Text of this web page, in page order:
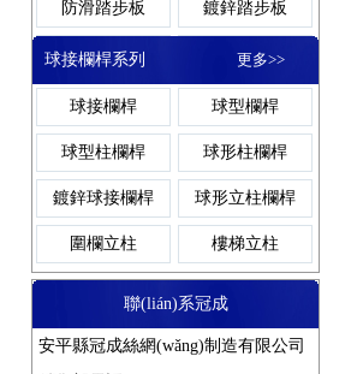
防滑踏步板 鍍鋅踏步板
網(wǎng)格踏步板 齒形踏步板
金屬踏步板 鋼梯踏步板
熱鍍鋅踏步板
球接欄桿系列 更多>>
球接欄桿 球型欄桿
球型柱欄桿 球形柱欄桿
鍍鋅球接欄桿 球形立柱欄桿
圍欄立柱 樓梯立柱
聯(lián)系冠成
安平縣冠成絲網(wǎng)制造有限公司